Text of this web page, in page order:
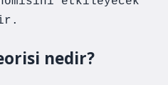
nedir?